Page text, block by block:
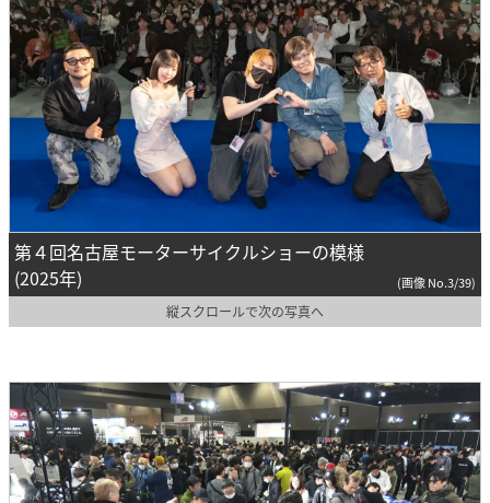
第４回名古屋モーターサイクルショーの模様
(2025年)
(画像 No.3/39)
縦スクロールで次の写真へ